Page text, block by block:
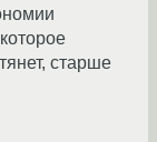
старше